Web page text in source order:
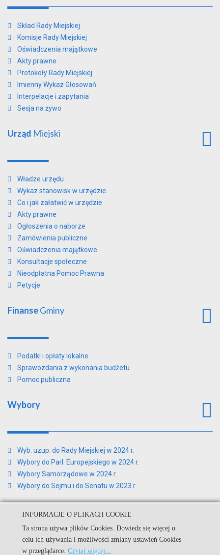
Skład Rady Miejskiej
Komisje Rady Miejskiej
Oświadczenia majątkowe
Akty prawne
Protokoły Rady Miejskiej
Imienny Wykaz Głosowań
Interpelacje i zapytania
Sesja na żywo
Urząd Miejski
Władze urzędu
Wykaz stanowisk w urzędzie
Co i jak załatwić w urzędzie
Akty prawne
Ogłoszenia o naborze
Zamówienia publiczne
Oświadczenia majątkowe
Konsultacje społeczne
Nieodpłatna Pomoc Prawna
Petycje
FinanseGminy
Podatki i opłaty lokalne
Sprawozdania z wykonania budżetu
Pomoc publiczna
Wybory
Wyb. uzup. do Rady Miejskiej w 2024 r.
Wybory do Parl. Europejskiego w 2024 r.
Wybory Samorządowe w 2024 r.
Wybory do Sejmu i do Senatu w 2023 r.
© Urząd Miejski w Kamieniu Krajeńskim.
INFORMACJE O PLIKACH COOKIE
Ta strona używa plików Cookies. Dowiedz się więcej o
celu ich używania i możliwości zmiany ustawień Cookies
w przeglądarce. Czytaj więcej...